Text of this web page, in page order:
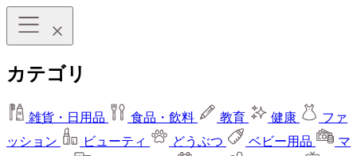
カテゴリ
雑貨・日用品 食品・飲料 教育 健康
ファ
ッション
ビューティ どうぶつ ベビー用品
マ